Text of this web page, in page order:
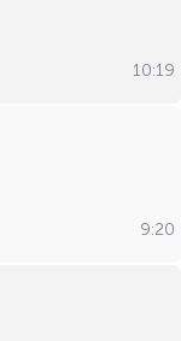
10:19
9:20